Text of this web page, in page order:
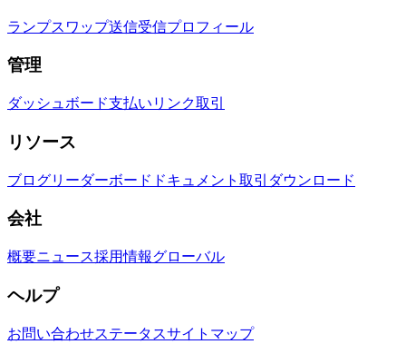
ランプスワップ送信受信プロフィール
管理
ダッシュボード支払いリンク取引
リソース
ブログリーダーボード ドキュメント 取引 ダウンロード
会社
概要ニュース採用情報グローバル
ヘルプ
お問い合わせステータスサイトマップ